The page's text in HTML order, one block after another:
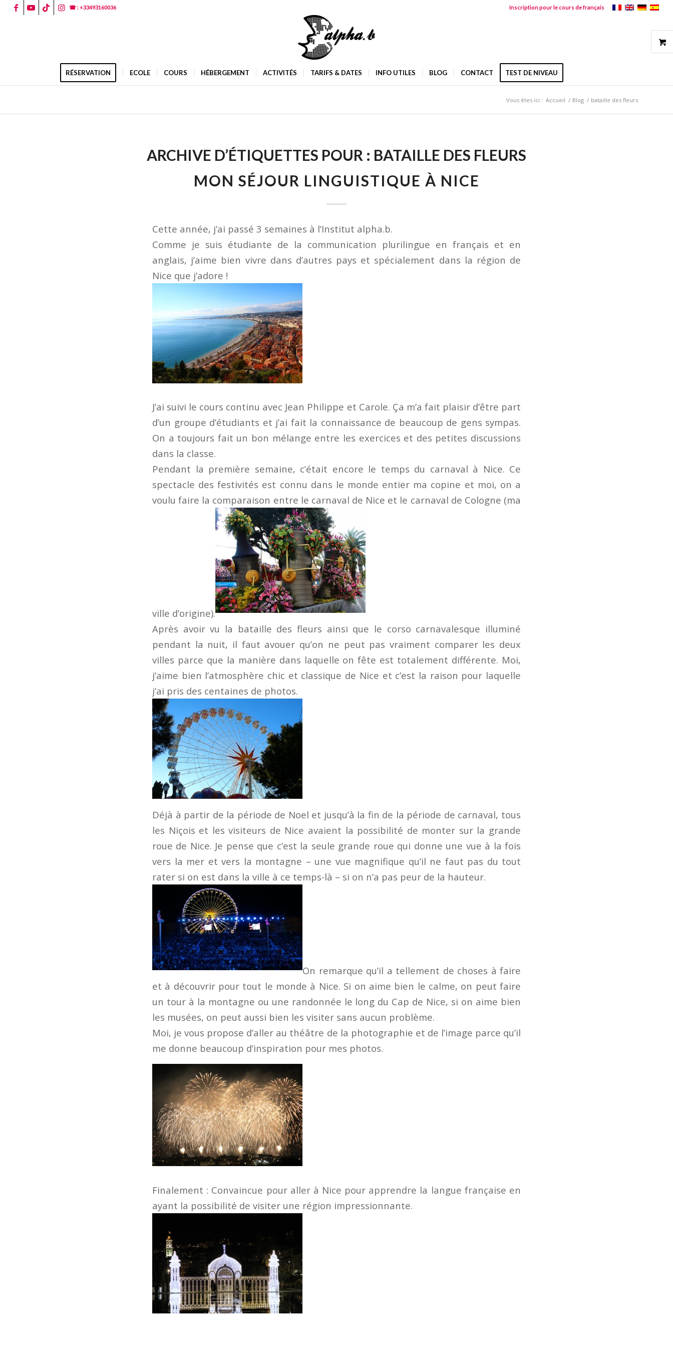
Inscription pour le cours de français
☎ : +33493160036
RÉSERVATION ECOLE COURS HÉBERGEMENT ACTIVITÉS TARIFS & DATES INFO UTILES BLOG CONTACT TEST DE NIVEAU
Vous êtes ici : Accueil / Blog / bataille des fleurs
ARCHIVE D’ÉTIQUETTES POUR : BATAILLE DES FLEURS
MON SÉJOUR LINGUISTIQUE À NICE
Cette année, j’ai passé 3 semaines à l’Institut alpha.b.
Comme je suis étudiante de la communication plurilingue en français et en
anglais, j’aime bien vivre dans d’autres pays et spécialement dans la région de
Nice que j’adore !
J’ai suivi le cours continu avec Jean Philippe et Carole. Ça m’a fait plaisir d’être part
d’un groupe d’étudiants et j’ai fait la connaissance de beaucoup de gens sympas.
On a toujours fait un bon mélange entre les exercices et des petites discussions
dans la classe.
Pendant la première semaine, c’était encore le temps du carnaval à Nice. Ce
spectacle des festivités est connu dans le monde entier ma copine et moi, on a
voulu faire la comparaison entre le carnaval de Nice et le carnaval de Cologne (ma
ville d’origine).
Après avoir vu la bataille des fleurs ainsi que le corso carnavalesque illuminé
pendant la nuit, il faut avouer qu’on ne peut pas vraiment comparer les deux
villes parce que la manière dans laquelle on fête est totalement différente. Moi,
j’aime bien l’atmosphère chic et classique de Nice et c’est la raison pour laquelle
j’ai pris des centaines de photos.
Déjà à partir de la période de Noel et jusqu’à la fin de la période de carnaval, tous
les Niçois et les visiteurs de Nice avaient la possibilité de monter sur la grande
roue de Nice. Je pense que c’est la seule grande roue qui donne une vue à la fois
vers la mer et vers la montagne – une vue magnifique qu’il ne faut pas du tout
rater si on est dans la ville à ce temps-là – si on n’a pas peur de la hauteur.
On remarque qu’il a tellement de choses à faire
et à découvrir pour tout le monde à Nice. Si on aime bien le calme, on peut faire
un tour à la montagne ou une randonnée le long du Cap de Nice, si on aime bien
les musées, on peut aussi bien les visiter sans aucun problème.
Moi, je vous propose d’aller au théâtre de la photographie et de l’image parce qu’il
me donne beaucoup d’inspiration pour mes photos.
Finalement : Convaincue pour aller à Nice pour apprendre la langue française en
ayant la possibilité de visiter une région impressionnante.